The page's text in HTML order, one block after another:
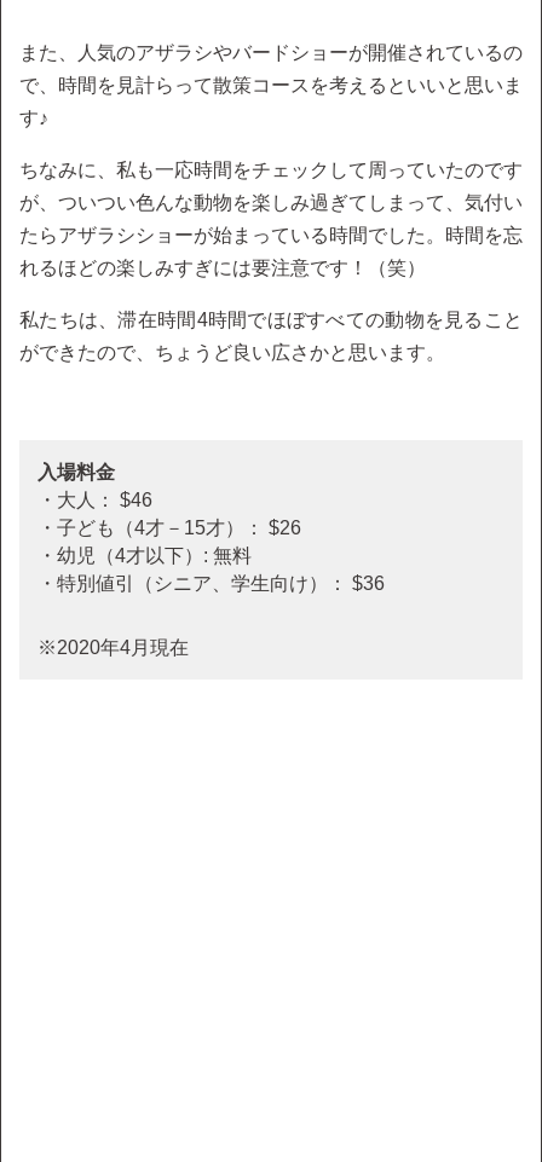
また、人気のアザラシやバードショーが開催されているの
で、時間を見計らって散策コースを考えるといいと思いま
す♪
ちなみに、私も一応時間をチェックして周っていたのです
が、ついつい色んな動物を楽しみ過ぎてしまって、気付い
たらアザラシショーが始まっている時間でした。時間を忘
れるほどの楽しみすぎには要注意です！（笑）
私たちは、滞在時間4時間でほぼすべての動物を見ること
ができたので、ちょうど良い広さかと思います。
入場料金
・大人： $46
・子ども（4才－15才）： $26
・幼児（4才以下）: 無料
・特別値引（シニア、学生向け）： $36
※2020年4月現在